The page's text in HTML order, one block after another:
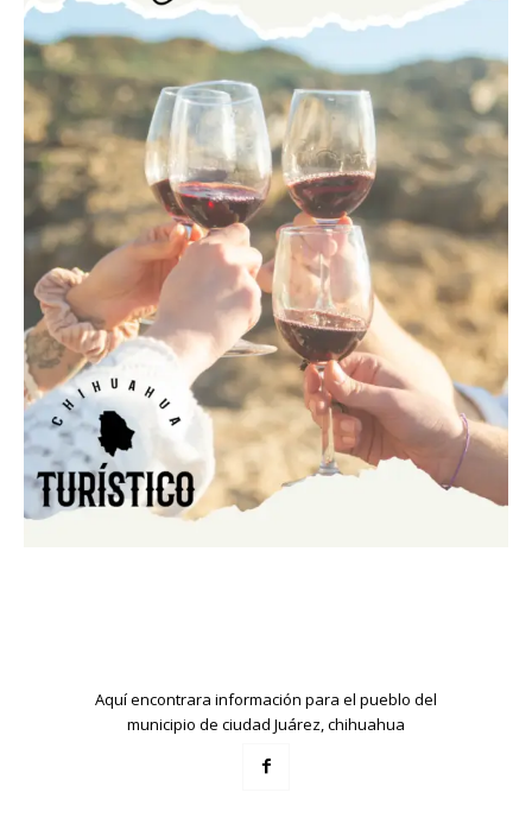
Aquí encontrara información para el pueblo del
municipio de ciudad Juárez, chihuahua